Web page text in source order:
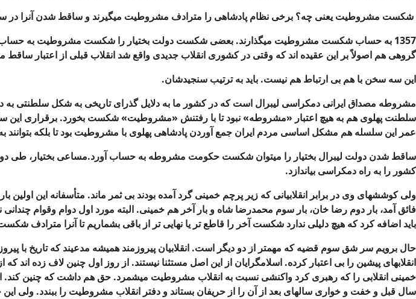
شكست مشروطیت یعنی چه؟ برخی نظام پادشاهی را مترادف مشروطیت میگیرند و ساقط شدن آنرا در
1357 به حساب شكست مشروطیت میگذارند. بعضی شكست دولت بختیار را شكست
مشروطیت به حساب
گروهی هم اصولاً بر این عقیده اند كه وقتی در كشوری انقلاب جدیدی واقع شد انقلاب قبلی از اعتبار ساقط
این سه سخن با هم بی ارتباط هم نیست. باید به ترتیب سنجیدشان.
مشروطه مصداق ایرانی دمكراسی لیبرال است كه در كشور ما به دلایل گذرایتاریخی به شكل سلطنتی به
سلطنت پهلوی هم به هیچ اعتبار «مشروطه» نبود تا با رفتنش «مشروطیت» شكست بخورد. برقراری این
عمر این سلسله هم مشكل اساسی مردم ایران جمع آوردنپادشاهی پهلوی با مشروطیت بود تا بلكه
ساقط شدن دولت لیبرال بختیار را میتوان شكست حكومت مشروطه به حساب آورد.مساعی بختیار، طی
كشور را به راه دمكراسی بیاندازد.
ولی كوششهای وی در برابر انقلابیانی كه زیر پرچم خمینی گرد آمده بودند بیثمر ماند. متأسفانه این اولین
فائق آمد، بار دوم رضا خان، بار سوم محمدرضا شاه و بار آخر هم خمینی. البته مورد اول دوام وقوام
باید اضافه كرد كه هیچ دلیلی ندارد شكست آخر را قاطع تر یا نهایی تر از باقی بشماریم تا آنرا مترادف
حال برویم سر شق سوم قضیه كه مهمتر از دو دیگر است. انقلابیان پیروزمند همیشه مدعیند كه تاریخ با
انقلابهای پیشین را بی اعتبار كرده. اسلامگرایان از این اصل مستثنا نیستند. از روز اول چنین لاف زده اند كه
خمینی انقلابی را كه رهبری كرد واكنشی نسبت به انقلاب مشروطیت میشمرد. حق هم داشت كه چنین كند.
سال قبل و خفت و خواری سالهای بعد از آن را از حریفان بستاند و دفتر انقلاب مشروطیت را ببندد. ولی این